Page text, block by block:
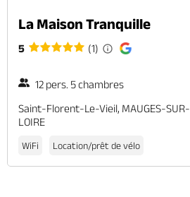
La Maison Tranquille
5 (1)
12 pers. 5 chambres
Saint-Florent-Le-Vieil, MAUGES-SUR-
LOIRE
WiFi Location/prêt de vélo